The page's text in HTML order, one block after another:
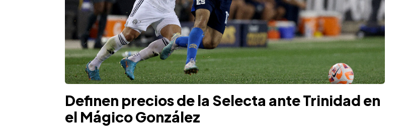
Definen precios de la Selecta ante Trinidad en
el Mágico González